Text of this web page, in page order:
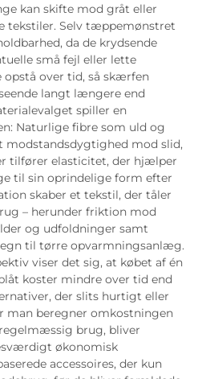
kan skifte mod gråt eller
tekstiler. Selv tæppemønstret
da de krydsende
små fejl eller lette
over tid, så skærfen
langt længere end
spiller en
Naturlige fibre som uld og
mod slid,
tilfører elasticitet, der hjælper
til sin oprindelige form efter
skaber et tekstil, der tåler
– herunder friktion mod
og udfoldninger samt
til tørre opvarmningsanlæg.
viser det sig, at købet af én
koster mindre over tid end
der slits hurtigt eller
man beregner omkostningen
brug, bliver
økonomisk
accessoires, der kun